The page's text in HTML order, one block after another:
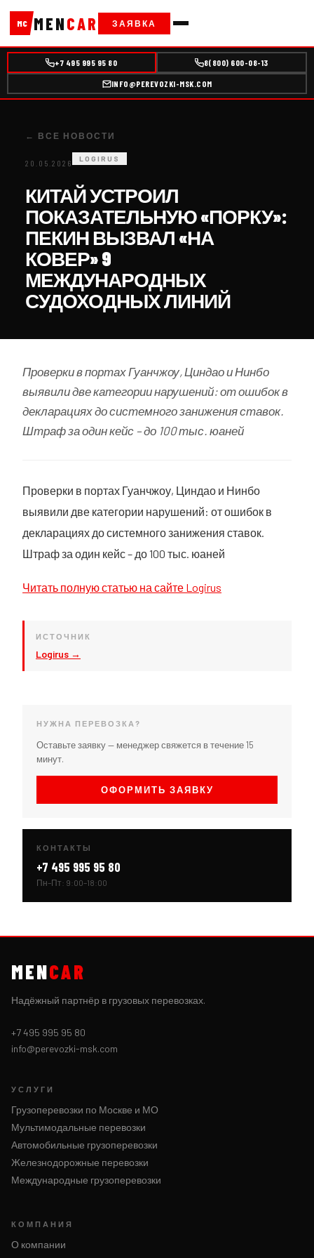
MC MENCAR ЗАЯВКА
+7 495 995 95 80 8(800) 600-08-13
INFO@PEREVOZKI-MSK.COM
← ВСЕ НОВОСТИ
20.05.2026 LOGIRUS
КИТАЙ УСТРОИЛ
ПОКАЗАТЕЛЬНУЮ «ПОРКУ»:
ПЕКИН ВЫЗВАЛ «НА
КОВЕР» 9
МЕЖДУНАРОДНЫХ
СУДОХОДНЫХ ЛИНИЙ
Проверки в портах Гуанчжоу, Циндао и Нинбо
выявили две категории нарушений: от ошибок в
декларациях до системного занижения ставок.
Штраф за один кейс – до 100 тыс. юаней
Проверки в портах Гуанчжоу, Циндао и Нинбо
выявили две категории нарушений: от ошибок в
декларациях до системного занижения ставок.
Штраф за один кейс – до 100 тыс. юаней
Читать полную статью на сайте Logirus
ИСТОЧНИК
Logirus →
НУЖНА ПЕРЕВОЗКА?
Оставьте заявку — менеджер свяжется в течение 15
минут.
ОФОРМИТЬ ЗАЯВКУ
КОНТАКТЫ
+7 495 995 95 80
Пн–Пт: 9:00–18:00
MENCAR
Надёжный партнёр в грузовых перевозках.
+7 495 995 95 80
info@perevozki-msk.com
УСЛУГИ
Грузоперевозки по Москве и МО
Мультимодальные перевозки
Автомобильные грузоперевозки
Железнодорожные перевозки
Международные грузоперевозки
КОМПАНИЯ
О компании